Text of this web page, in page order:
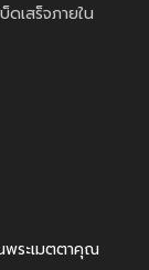
ดเสร็จภายใน
พระเมตตาคุณ